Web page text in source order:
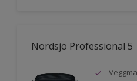
Nordsjö Professional 5